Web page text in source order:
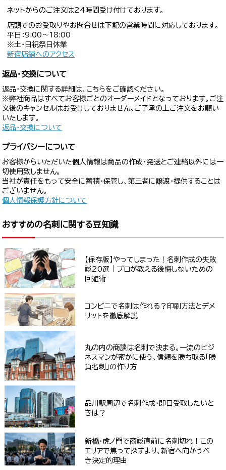
ネットからのご注文は24時間受け付けております。
店頭でのお受取りやお問合せは下記の営業時間に対応しております。
平日：9:00〜18:00
※土・日祝祭日休業
新宿店舗へのアクセス
返品・交換について
返品・交換に関する詳細は、こちらをご確認ください。
※弊社商品はすべてお客様ごとのオーダーメイドとなっております。ご注
文後のキャンセルはお受けしておりません。ご了承の上ご注文をお願い
いたします。
返品・交換について
プライバシーについて
お客様からいただいた個人情報は商品の作成・発送とご連絡以外には一
切使用致しません。
当社が責任をもって安全に蓄積・保管し、第三者に譲渡・提供することは
ございません。
個人情報保護方針について
おすすめの名刺に関する豆知識
【保存版】やってしまった！名刺作成の失敗
談20選｜プロが教える後悔しないための
回避術
コンビニで名刺は作れる？印刷方法とデメ
リットを徹底解説
丸の内の商談は名刺で決まる。一流のビジ
ネスマンが密かに使う、信頼を勝ち取る「勝
負名刺」の作り方
品川駅周辺で名刺作成・即日受取したいと
きは？
新橋・虎ノ門で商談直前に名刺切れ！この
エリアで焦って探すより、新宿へ向かうべ
き決定的理由